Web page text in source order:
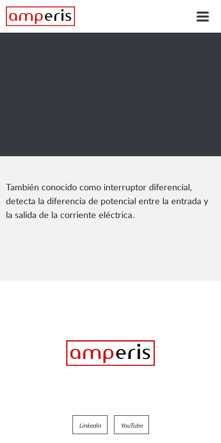
También conocido como interruptor diferencial,
detecta la diferencia de potencial entre la entrada y
la salida de la corriente eléctrica.
Linkedin YouTube